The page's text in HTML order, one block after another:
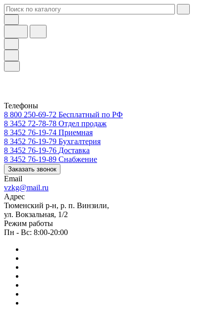
Телефоны
8 800 250-69-72 Бесплатный по РФ
8 3452 72-78-78 Отдел продаж
8 3452 76-19-74 Приемная
8 3452 76-19-79 Бухгалтерия
8 3452 76-19-76 Доставка
8 3452 76-19-89 Снабжение
Заказать звонок
Email
vzkg@mail.ru
Адрес
Тюменский р-н, р. п. Винзили,
ул. Вокзальная, 1/2
Режим работы
Пн - Вс: 8:00-20:00